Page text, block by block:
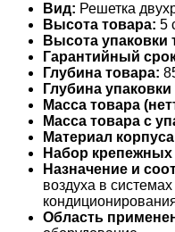
Вид: Решетка
Высота товара: 5
Высота упаковки
Гарантийный
Глубина товара:
Глубина
Масса товара
Масса товара с
Материал
Набор крепежных
Назначение и
воздуха в
Область